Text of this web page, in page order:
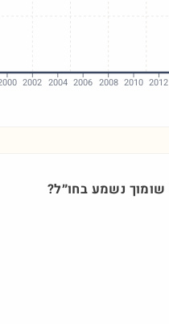
2002 2004 2006 2008 2010 2012
שומוך נשמע בחו״ל?